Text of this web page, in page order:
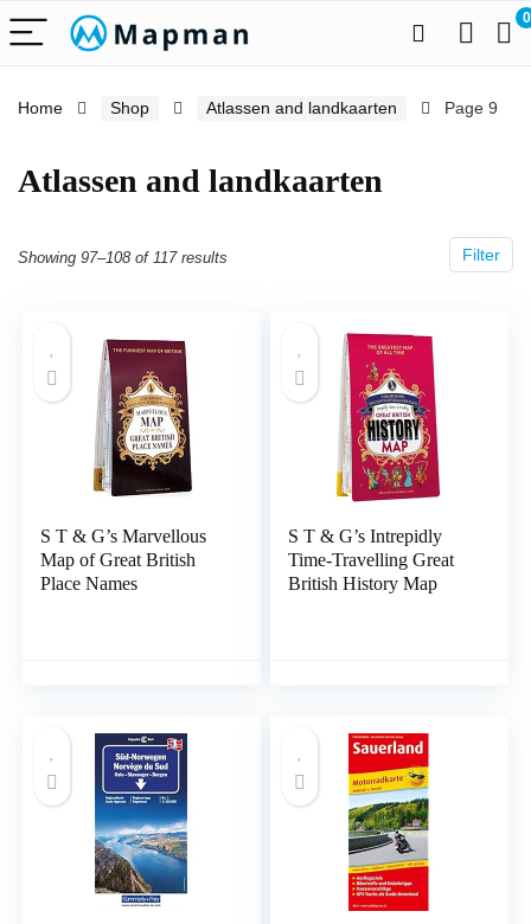
0
Home Shop Atlassen and landkaarten Page 9
Atlassen and landkaarten
Filter
Showing 97–108 of 117 results
S T & G’s Marvellous
Map of Great British
Place Names
S T & G’s Intrepidly
Time-Travelling Great
British History Map